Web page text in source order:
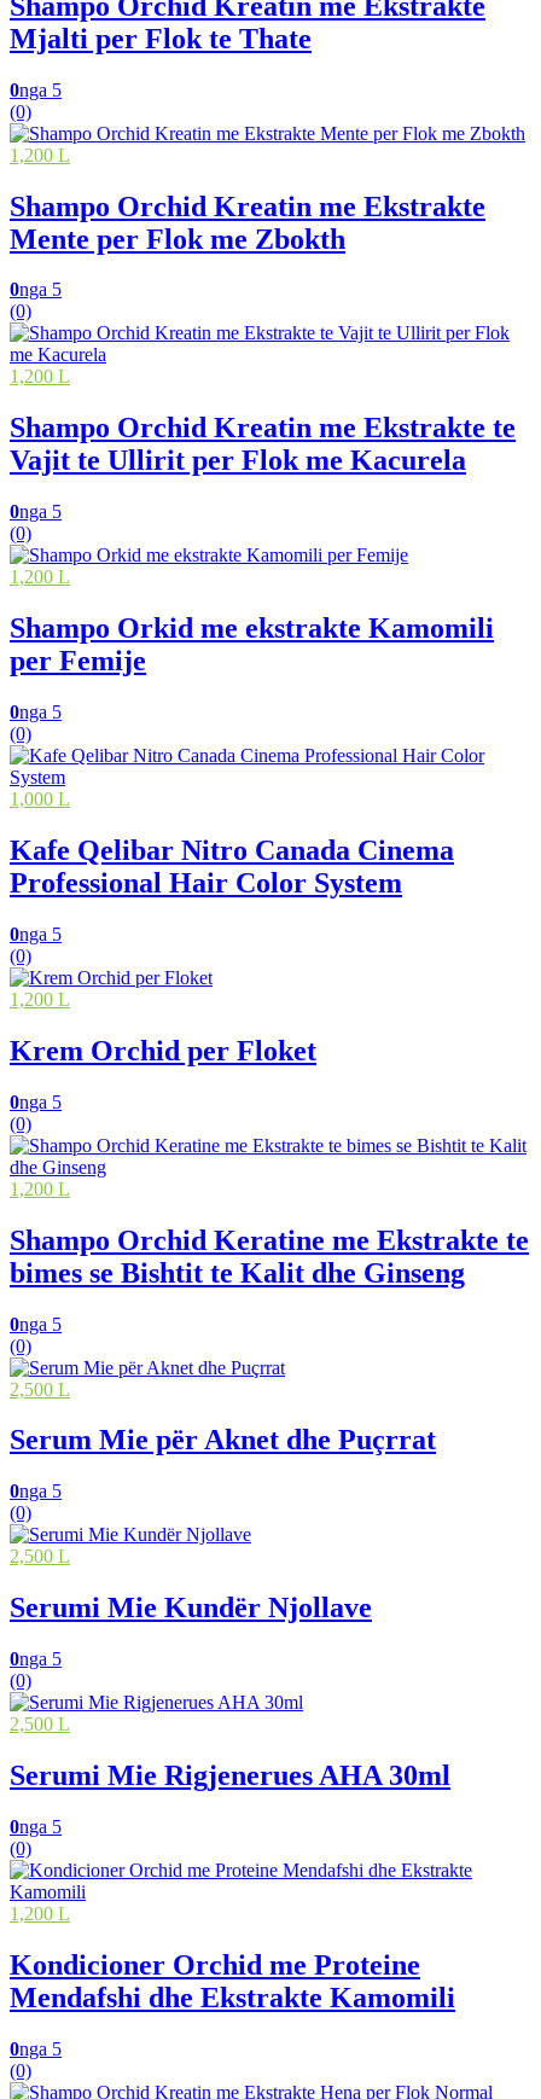
Mjalti per Flok te Thate
0nga 5
(0)
1,200 L
Shampo Orchid Kreatin me Ekstrakte
Mente per Flok me Zbokth
0nga 5
(0)
1,200 L
Shampo Orchid Kreatin me Ekstrakte te
Vajit te Ullirit per Flok me Kacurela
0nga 5
(0)
1,200 L
Shampo Orkid me ekstrakte Kamomili
per Femije
0nga 5
(0)
1,000 L
Kafe Qelibar Nitro Canada Cinema
Professional Hair Color System
0nga 5
(0)
1,200 L
Krem Orchid per Floket
0nga 5
(0)
1,200 L
Shampo Orchid Keratine me Ekstrakte te
bimes se Bishtit te Kalit dhe Ginseng
0nga 5
(0)
2,500 L
Serum Mie për Aknet dhe Puçrrat
0nga 5
(0)
2,500 L
Serumi Mie Kundër Njollave
0nga 5
(0)
2,500 L
Serumi Mie Rigjenerues AHA 30ml
0nga 5
(0)
1,200 L
Kondicioner Orchid me Proteine
Mendafshi dhe Ekstrakte Kamomili
0nga 5
(0)